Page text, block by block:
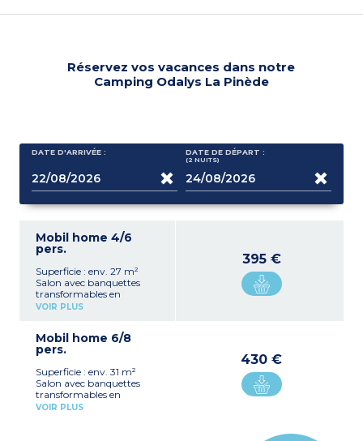
Réservez vos vacances dans notre
Camping Odalys La Pinède
DATE D'ARRIVÉE : DATE DE DÉPART :
(2 NUITS)
Mobil home 4/6
pers.
Superficie : env. 27 m²
Salon avec banquettes
transformables en
couchette double
1 chambre avec 2 lits
jumeaux
réfrigérateur, plaques au
gaz ou vitro, four micro-
ondes, cafetière, évier,
vaisselle et batterie de
VOIR PLUS
395 €
Mobil home 6/8
pers.
Superficie : env. 31 m²
Salon avec banquettes
transformables en
couchette double
VOIR PLUS
430 €